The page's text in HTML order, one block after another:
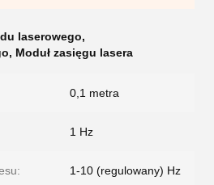
laserowego,
, Moduł zasięgu lasera
0,1 metra
1 Hz
1-10 (regulowany) Hz